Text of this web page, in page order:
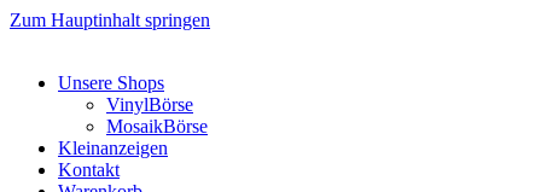
Zum Hauptinhalt springen
Unsere Shops
VinylBörse
MosaikBörse
Kleinanzeigen
Kontakt